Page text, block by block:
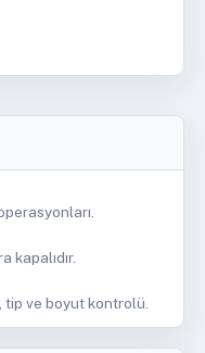
kapalıdır.
tip ve boyut kontrolü.